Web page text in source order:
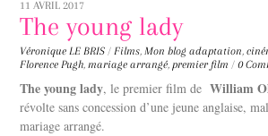
11 AVRIL 2017
The young lady
Véronique LE BRIS / Films,Mon blog adaptation,
Florence Pugh,mariage arrangé,premier film / 0
The young lady, le premier film deWilliam
révolte sans concession d’une jeune anglaise,
mariage arrangé.